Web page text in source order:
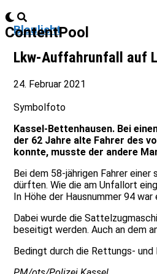
ContentPool
Blaulicht
Lkw-Auffahrunfall auf
24. Februar 2021
Symbolfoto
Kassel-Bettenhausen. Bei
der 62 Jahre alte Fahrer des
konnte, musste der andere
Bei dem 58-jährigen Fahrer
dürften. Wie die am Unfallort
In Höhe der Hausnummer 94
Dabei wurde die
beseitigt werden. Auch an dem
Bedingt durch die Rettungs-